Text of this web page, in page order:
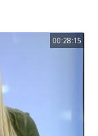
00:28:15